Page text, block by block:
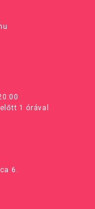
1 órával
6.